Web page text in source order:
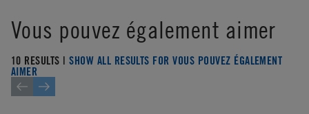
Vous pouvez également aimer
10 RESULTS |SHOW ALL RESULTS FOR VOUS POUVEZ ÉGALEMENT
AIMER